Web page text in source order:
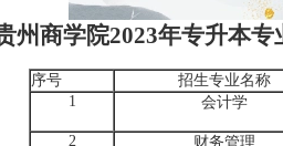
商学院2023年专升本专
序号 招生专业名称
1
会计学
2
财务管理